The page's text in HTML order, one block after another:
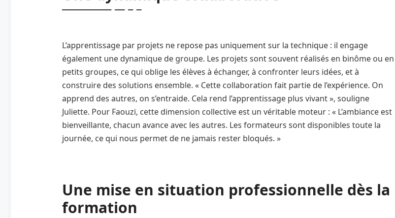
L’apprentissage par projets ne repose pas uniquement sur la technique : il engage
également une dynamique de groupe. Les projets sont souvent réalisés en binôme ou en
petits groupes, ce qui oblige les élèves à échanger, à confronter leurs idées, et à
construire des solutions ensemble. « Cette collaboration fait partie de l’expérience. On
apprend des autres, on s’entraide. Cela rend l’apprentissage plus vivant », souligne
Juliette. Pour Faouzi, cette dimension collective est un véritable moteur : « L’ambiance est
bienveillante, chacun avance avec les autres. Les formateurs sont disponibles toute la
journée, ce qui nous permet de ne jamais rester bloqués. »
Une mise en situation professionnelle dès la
formation